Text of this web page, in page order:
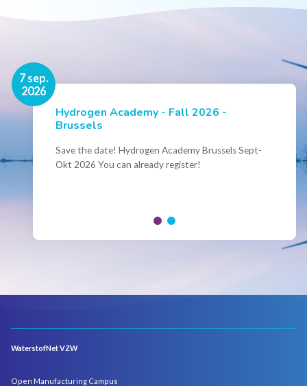
7 sep.
2026
Hydrogen Academy - Fall 2026 -
Brussels
Save the date! Hydrogen Academy Brussels Sept-
Okt 2026 You can already register!
16 nov.
2026
Events
Conference Belgian Hydrogen Expertise
- Powering International Collaboration
Join us for the annual Conference of the Belgian
WaterstofNet VZW
Open Manufacturing Campus